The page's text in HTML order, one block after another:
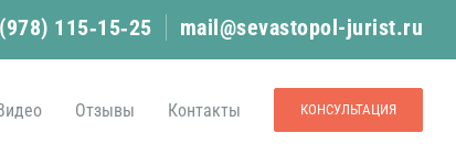
115‑15‑25 mail@sevastopol-jurist.ru
Отзывы Контакты КОНСУЛЬТАЦИЯ